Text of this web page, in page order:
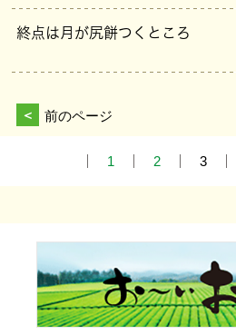
終点は月が尻餅つくところ
＜ 前のページ
1 2 3